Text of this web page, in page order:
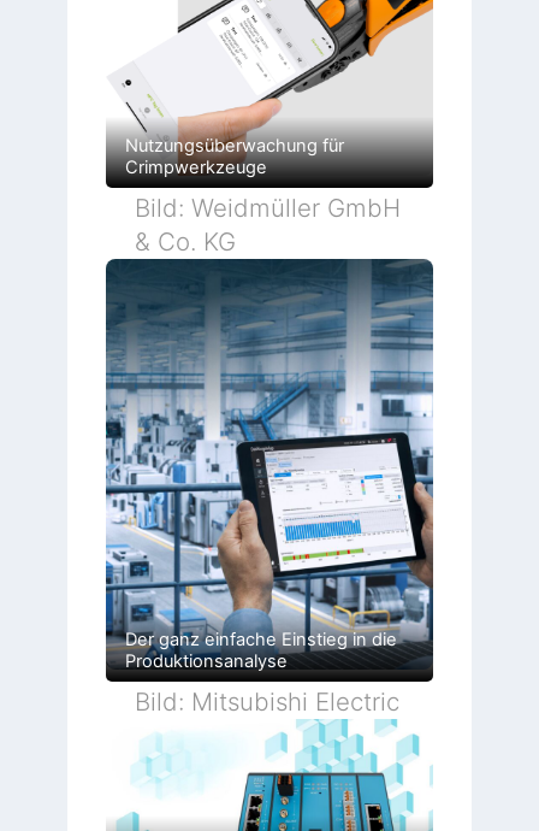
Nutzungsüberwachung für
Crimpwerkzeuge
Bild: Weidmüller GmbH
& Co. KG
Der ganz einfache Einstieg in die
Produktionsanalyse
Bild: Mitsubishi Electric